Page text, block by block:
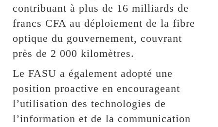
contribuant à plus de 16 milliards de
francs CFA au déploiement de la fibre
optique du gouvernement, couvrant
près de 2 000 kilomètres.
Le FASU a également adopté une
position proactive en encourageant
l’utilisation des technologies de
l’information et de la communication